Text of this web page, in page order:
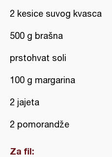
2 kesice suvog kvasca
500 g brašna
prstohvat soli
100 g margarina
2 jajeta
2 pomorandže
Za fil: